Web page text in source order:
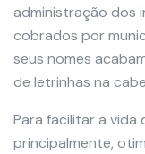
administração dos
cobrados por
seus nomes
de letrinhas na
Para facilitar a vida
principalmente,